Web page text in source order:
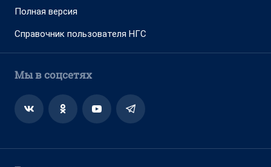
Полная версия
Справочник пользователя НГС
Мы в соцсетях